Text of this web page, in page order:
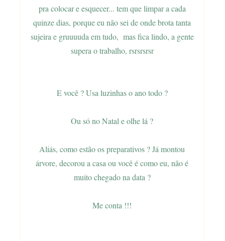
pra colocar e esquecer... tem que limpar a cada
quinze dias, porque eu não sei de onde brota tanta
sujeira e gruuuuda em tudo, mas fica lindo, a gente
supera o trabalho, rsrsrsrsr
E você ? Usa luzinhas o ano todo ?
Ou só no Natal e olhe lá ?
Aliás, como estão os preparativos ? Já montou
árvore, decorou a casa ou você é como eu, não é
muito chegado na data ?
Me conta !!!